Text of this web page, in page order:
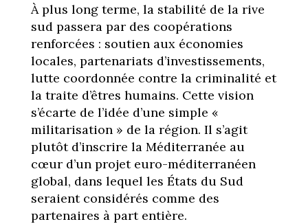
À plus long terme, la stabilité de la rive
sud passera par des coopérations
renforcées : soutien aux économies
locales, partenariats d’investissements,
lutte coordonnée contre la criminalité et
la traite d’êtres humains. Cette vision
s’écarte de l’idée d’une simple «
militarisation » de la région. Il s’agit
plutôt d’inscrire la Méditerranée au
cœur d’un projet euro-méditerranéen
global, dans lequel les États du Sud
seraient considérés comme des
partenaires à part entière.